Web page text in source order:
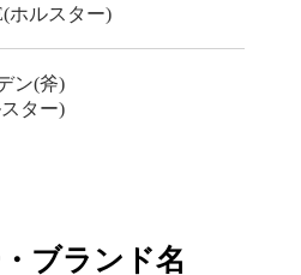
ホルスター)
ン(斧)
ター)
ブランド名